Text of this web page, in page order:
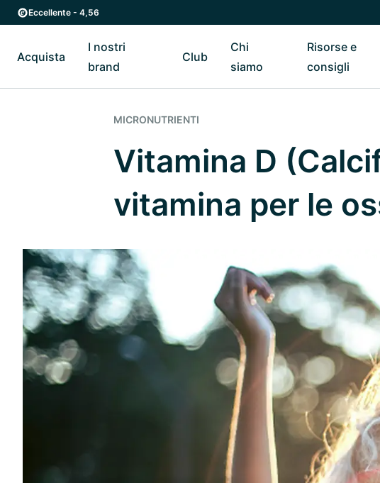
Vai al contenuto principale
Vai direttamente alla navigazione principale
Eccellente - 4,56
Acquista Riavvia il sottomenu di Acquista
I nostri
brand
Riavvia il sottomenu di I nostri brand
Club Riavvia il sottomenu di Club
Chi
siamo
Riavvia il sottomenu
Risorse e
consigli
MICRONUTRIENTI
Vitamina D
vitamina per le